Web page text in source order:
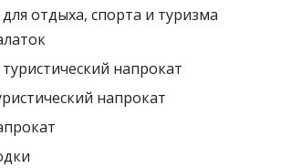
отдыха, спорта и туризма
напрокат
напрокат